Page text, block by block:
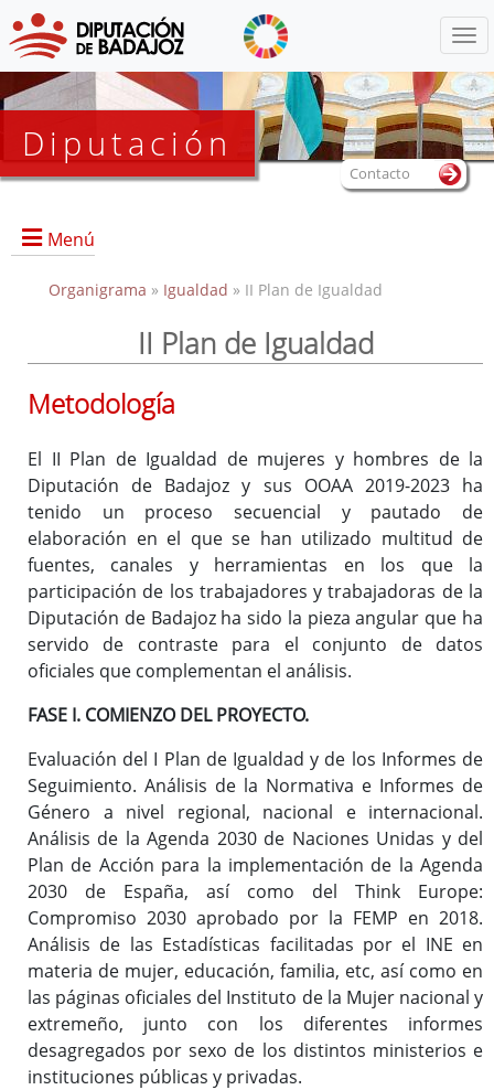
Diputación
Menú
Documentos de interés
Enlaces de interés
Tinta de Verano 2026
Orgullo de Pueblo 2026
Voces que tejen pueblos
Ancestras
Mujeres al son 2025
Conservando en Igualdad 2025
Tinta y Pluma 2025
Marzo violeta
Premios "Nuestra provincia por la igualdad"
Circuito de carreras "Generación igualdad"
III Congreso sobre violencia de género e igualdad
Cuidar-T
ATENPRO
Organigrama » Igualdad » II Plan de Igualdad
II Plan de Igualdad
Metodología
El II Plan de Igualdad de mujeres y hombres de la
Diputación de Badajoz y sus OOAA 2019-2023 ha
tenido un proceso secuencial y pautado de
elaboración en el que se han utilizado multitud de
fuentes, canales y herramientas en los que la
participación de los trabajadores y trabajadoras de la
Diputación de Badajoz ha sido la pieza angular que ha
servido de contraste para el conjunto de datos
oficiales que complementan el análisis.
FASE I. COMIENZO DEL PROYECTO.
Evaluación del I Plan de Igualdad y de los Informes de
Seguimiento. Análisis de la Normativa e Informes de
Género a nivel regional, nacional e internacional.
Análisis de la Agenda 2030 de Naciones Unidas y del
Plan de Acción para la implementación de la Agenda
2030 de España, así como del Think Europe:
Compromiso 2030 aprobado por la FEMP en 2018.
Análisis de las Estadísticas facilitadas por el INE en
materia de mujer, educación, familia, etc, así como en
las páginas oficiales del Instituto de la Mujer nacional y
extremeño, junto con los diferentes informes
desagregados por sexo de los distintos ministerios e
instituciones públicas y privadas.
Contacto